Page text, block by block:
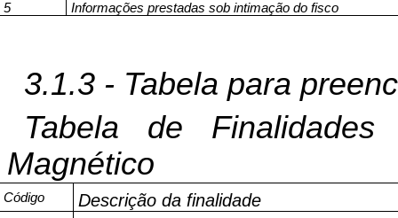
5
Informações prestadas sob intimação do fisco
3.1.3 - Tabela para
Tabela de
Magnético
Código Descrição da finalidade